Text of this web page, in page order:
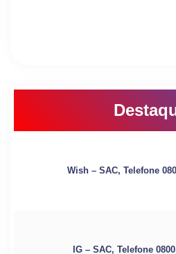
Wish – SAC, Telefone
IG – SAC, Telefone